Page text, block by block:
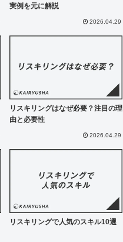
実例を元に解説
2026.04.29
リスキリングはなぜ必要？注目の理
由と必要性
2026.04.29
リスキリングで人気のスキル10選